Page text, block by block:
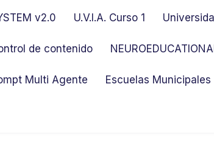
v2.0 U.V.I.A. Curso 1
de contenido
Multi Agente Escuelas